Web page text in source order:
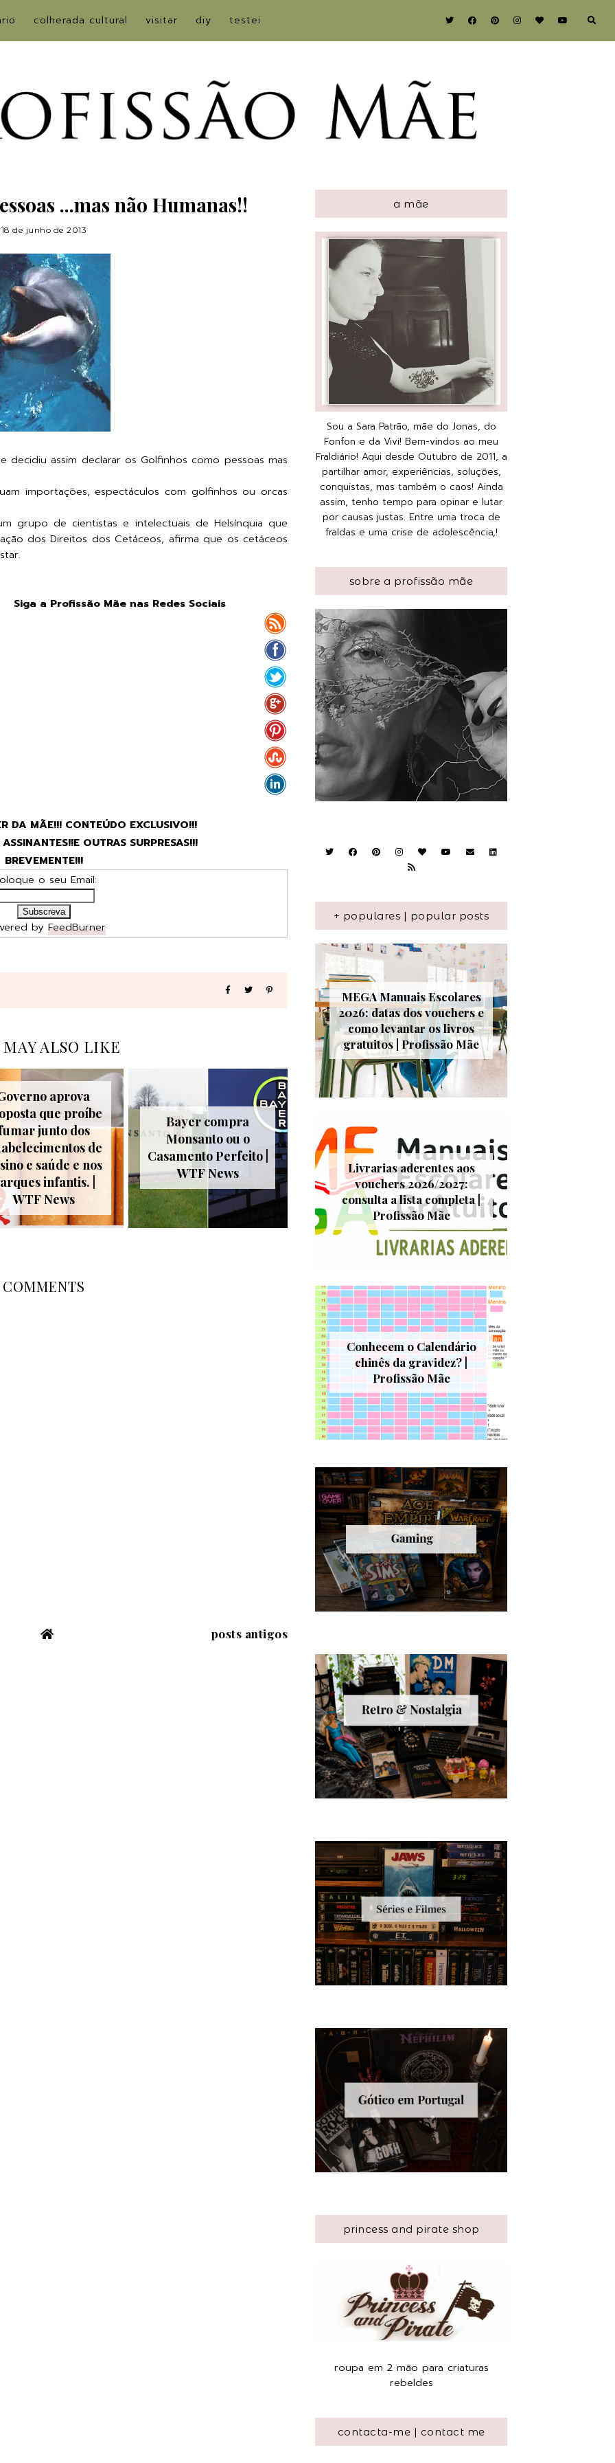
colherada cultural visitar diy testei
...mas não Humanas!!
18 de junho de 2013
assim declarar os Golfinhos como pessoas mas
importações, espectáculos com golfinhos ou orcas
grupo de cientistas e intelectuais de Helsínquia que
dos Direitos dos Cetáceos, afirma que os cetáceos
Siga a Profissão Mãe nas Redes Sociais
DA MÃE!!! CONTEÚDO EXCLUSIVO!!!
OUTRAS SURPRESAS!!!
BREVEMENTE!!!
o seu Email:
by FeedBurner
MAY ALSO LIKE
aprova
que proíbe
junto dos
de
e saúde e nos
infantis. |
WTF News
Bayer compra
Monsanto ou o
Casamento Perfeito |
WTF News
COMMENTS
posts antigos
a mãe
Sou a Sara Patrão, mãe do Jonas, do
Fonfon e da Vivi! Bem-vindos ao meu
Fraldiário! Aqui desde Outubro de 2011, a
partilhar amor, experiências, soluções,
conquistas, mas também o caos! Ainda
assim, tenho tempo para opinar e lutar
por causas justas. Entre uma troca de
fraldas e uma crise de adolescência,!
sobre a profissão mãe
+ populares | popular posts
MEGA Manuais Escolares
2026: datas dos vouchers e
como levantar os livros
gratuitos | Profissão Mãe
Livrarias aderentes aos
vouchers 2026/2027:
consulta a lista completa |
Profissão Mãe
Conhecem o Calendário
chinês da gravidez? |
Profissão Mãe
princess and pirate shop
roupa em 2 mão para criaturas
rebeldes
contacta-me | contact me